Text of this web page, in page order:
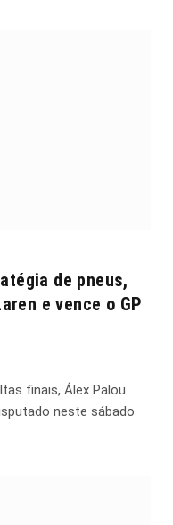
de pneus,
e vence o GP
finais, Álex Palou
neste sábado